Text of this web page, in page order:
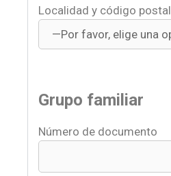
Localidad y código postal
Grupo familiar
Número de documento